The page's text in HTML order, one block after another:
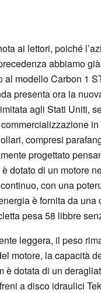
ai lettori, poiché
abbiamo già
al modello Carbon 1
presenta ora la
agli Stati Uniti,
compresi
progettato
dotato di un motore
con una
è fornita da
pesa 58 libbre
leggera, il peso
motore, la capacità
è dotata di un
a disco idraulici